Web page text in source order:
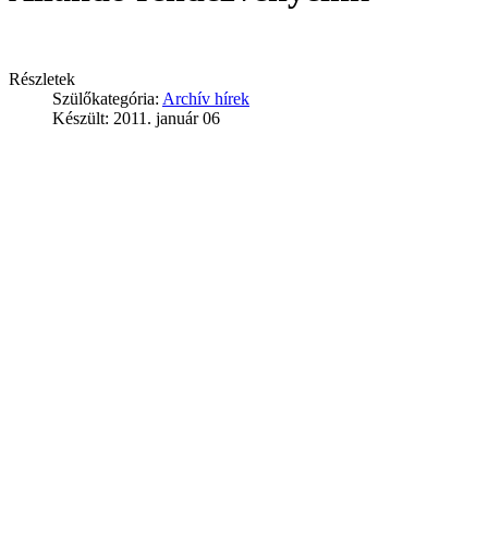
Részletek
Szülőkategória: Archív hírek
Készült: 2011. január 06